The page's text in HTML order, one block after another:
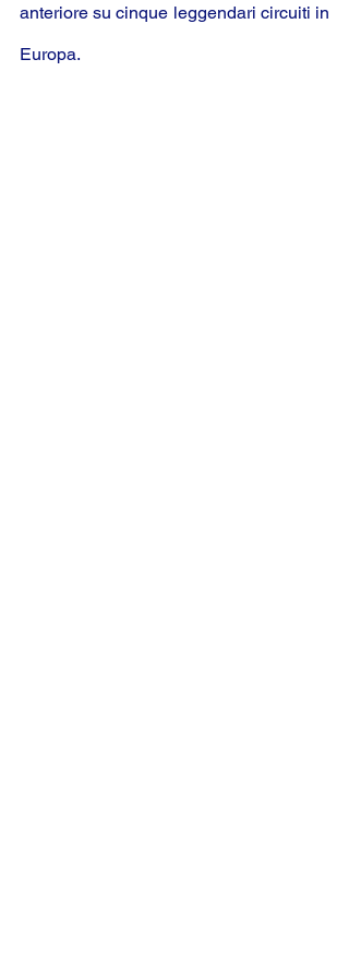
anteriore su cinque leggendari circuiti in
Europa.